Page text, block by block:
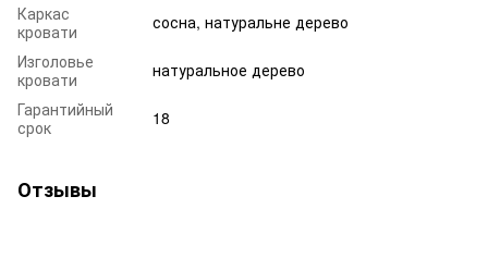
Каркас
кровати
сосна, натуральне дерево
Изголовье
кровати
натуральное дерево
Гарантийный
срок
18
Отзывы